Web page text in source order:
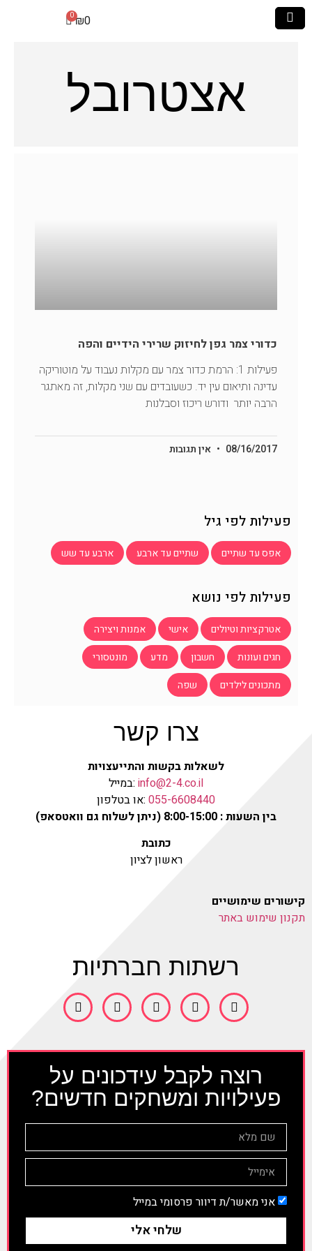
₪0
אצטרובל
כדורי צמר גפן לחיזוק שרירי הידיים והפה
פעילות 1: הרמת כדור צמר עם מקלות נעבוד על מוטוריקה
עדינה ותיאום עין יד. כשעובדים עם שני מקלות, זה מאתגר
הרבה יותר ודורש ריכוז וסבלנות
08/16/2017 אין תגובות
פעילות לפי גיל
אפס עד שתיים שתיים עד ארבע ארבע עד שש
פעילות לפי נושא
אטרקציות וטיולים אישי
אמנות ויצירה
חגים ועונות
חשבון מדע
מונטסורי
מתכונים לילדים
שפה
רוצה לקבל עידכונים על
פעילויות ומשחקים חדשים?
אני מאשר/ת דיוור פרסומי במייל
שלחי אלי
רשתות חברתיות
צרו קשר
לשאלות בקשות והתייעצויות
info@2-4.co.il :במייל
055-6608440 :או בטלפון
בין השעות : 8:00-15:00 (ניתן לשלוח גם וואטסאפ)
כתובת
ראשון לציון
קישורים שימושיים
תקנון שימוש באתר